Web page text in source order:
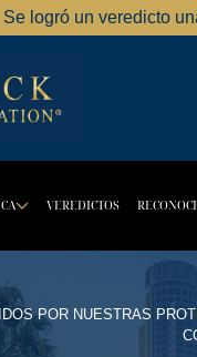
Se logró un veredicto
VEREDICTOS
POR NUESTRAS